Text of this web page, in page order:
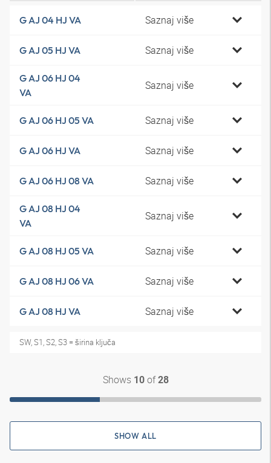
G AJ 04 HJ VA Saznaj više
G AJ 05 HJ VA Saznaj više
G AJ 06 HJ 04
VA
Saznaj više
G AJ 06 HJ 05 VA Saznaj više
G AJ 06 HJ VA Saznaj više
G AJ 06 HJ 08 VA Saznaj više
G AJ 08 HJ 04
VA
Saznaj više
G AJ 08 HJ 05 VA Saznaj više
G AJ 08 HJ 06 VA Saznaj više
G AJ 08 HJ VA Saznaj više
SW, S1, S2, S3 = širina ključa
Shows 10of28
SHOW ALL